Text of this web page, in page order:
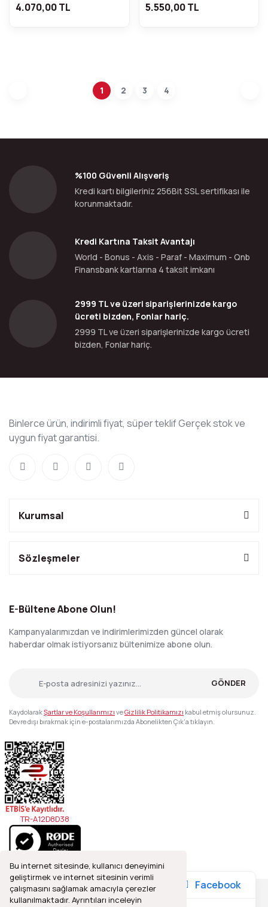
Bu internet sitesinde, kullanıcı deneyimini
geliştirmek ve internet sitesinin verimli
çalışmasını sağlamak amacıyla çerezler
kullanılmaktadır. Ayrıntıları inceleyin
4.070,00 TL 5.550,00 TL
1 2 3 4
%100 Güvenli Alışveriş
Kredi kartı bilgileriniz 256Bit SSL sertifikası ile
korunmaktadır.
Kredi Kartına Taksit Avantajı
World - Bonus - Axis - Paraf - Maximum - Qnb
Finansbank kartlarına 4 taksit imkanı
2999 TL ve üzeri siparişlerinizde kargo
ücreti bizden, Fonlar hariç.
2999 TL ve üzeri siparişlerinizde kargo ücreti
bizden, Fonlar hariç.
Binlerce ürün, indirimli fiyat, süper teklif Gerçek stok ve
uygun fiyat garantisi.
Kurumsal
Sözleşmeler
E-Bültene Abone Olun!
Kampanyalarımızdan ve indirimlerimizden güncel olarak
haberdar olmak istiyorsanız bültenimize abone olun.
GÖNDER
KaydolarakŞartlar ve Koşullarımızı veGizlilik Politikamızı kabul etmiş olursunuz.
Devre dışı bırakmak için e-postalarımızda Abonelikten Çık'a tıklayın.
TR-A12D8D38
2021© Refleks Fotoğrafçılık, Tüm Hakları Saklıdır.
Facebook